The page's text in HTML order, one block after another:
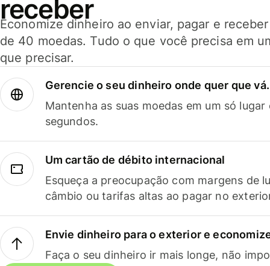
receber
Economize dinheiro ao enviar, pagar e
de 40 moedas. Tudo o que você precisa em
que precisar.
Gerencie o seu dinheiro onde quer que vá.
Mantenha as suas moedas em um só
segundos.
Um cartão de débito internacional
Esqueça a preocupação com margens de
câmbio ou tarifas altas ao pagar no
Envie dinheiro para o exterior e
Faça o seu dinheiro ir mais longe, não